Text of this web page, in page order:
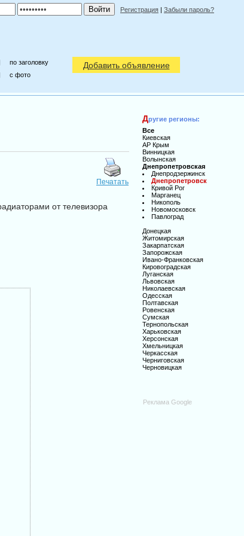
Регистрация | Забыли пароль?
по заголовку
c фото
Добавить объявление
Печатать
от телевизора
Другие регионы:
Все
Киевская
АР Крым
Винницкая
Волынская
Днепропетровская
Днепродзержинск
Днепропетровск
Кривой Рог
Марганец
Никополь
Новомосковск
Павлоград
Донецкая
Житомирская
Закарпатская
Запорожская
Ивано-Франковская
Кировоградская
Луганская
Львовская
Николаевская
Одесская
Полтавская
Ровенская
Сумская
Тернопольская
Харьковская
Херсонская
Хмельницкая
Черкасская
Черниговская
Черновицкая
Реклама Google